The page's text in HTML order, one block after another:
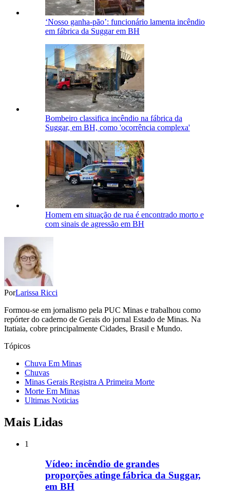
‘Nosso ganha-pão’: funcionário lamenta incêndio
em fábrica da Suggar em BH
Bombeiro classifica incêndio na fábrica da
Suggar, em BH, como 'ocorrência complexa'
Homem em situação de rua é encontrado morto e
com sinais de agressão em BH
PorLarissa Ricci
Formou-se em jornalismo pela PUC Minas e trabalhou como
repórter do caderno de Gerais do jornal Estado de Minas. Na
Itatiaia, cobre principalmente Cidades, Brasil e Mundo.
Tópicos
Chuva Em Minas
Chuvas
Minas Gerais Registra A Primeira Morte
Morte Em Minas
Ultimas Noticias
Mais Lidas
1
Vídeo: incêndio de grandes
proporções atinge fábrica da Suggar,
em BH